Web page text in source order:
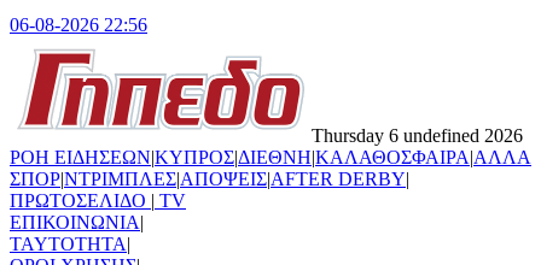
06-08-2026 22:56
Thursday 6 undefined 2026
ΡΟΗ ΕΙΔΗΣΕΩΝ|ΚΥΠΡΟΣ|ΔΙΕΘΝΗ|ΚΑΛΑΘΟΣΦΑΙΡΑ|ΑΛΛΑ
ΣΠΟΡ|ΝΤΡΙΜΠΛΕΣ|ΑΠΟΨΕΙΣ|AFTER DERBY|
ΠΡΩΤΟΣΕΛΙΔΟ | TV
ΕΠΙΚΟΙΝΩΝΙΑ|
TAYTOTHTA|